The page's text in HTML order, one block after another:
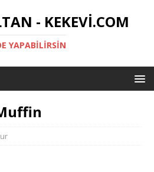
- KEKEVI.COM
YAPABILIRSIN